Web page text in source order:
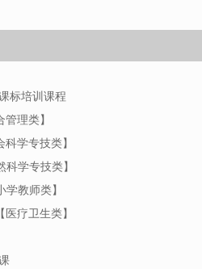
标培训课程
理类】
学专技类】
学专技类】
教师类】
疗卫生类】